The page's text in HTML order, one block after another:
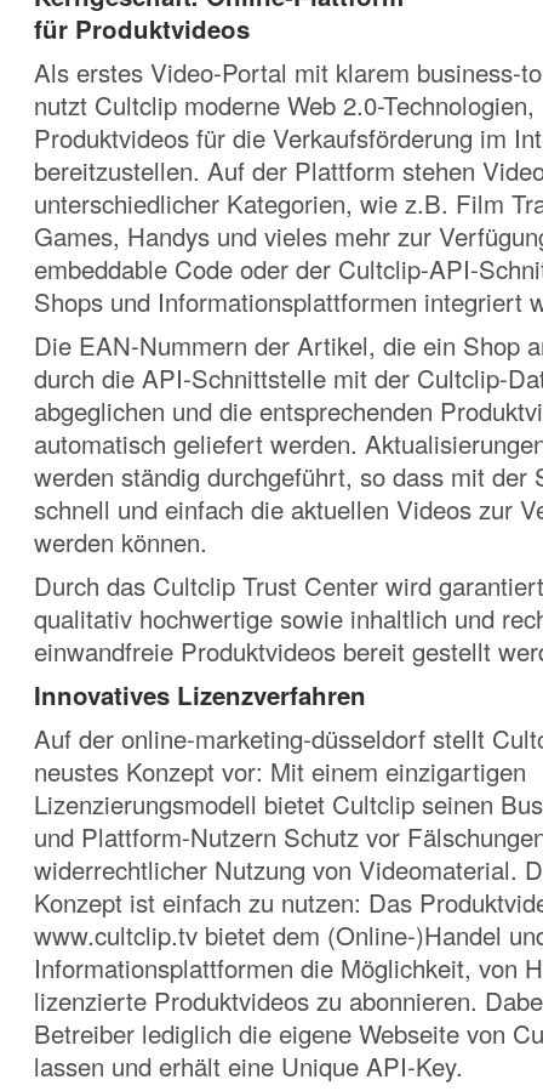
für Produktvideos
Als erstes Video-Portal mit klarem business-
nutzt Cultclip moderne Web 2.0-Technologien,
Produktvideos für die Verkaufsförderung im
bereitzustellen. Auf der Plattform stehen
unterschiedlicher Kategorien, wie z.B. Film
Games, Handys und vieles mehr zur
embeddable Code oder der Cultclip-API-
Shops und Informationsplattformen integriert
Die EAN-Nummern der Artikel, die ein Shop
durch die API-Schnittstelle mit der Cultclip-
abgeglichen und die entsprechenden
automatisch geliefert werden.
werden ständig durchgeführt, so dass mit der
schnell und einfach die aktuellen Videos zur
werden können.
Durch das Cultclip Trust Center wird
qualitativ hochwertige sowie inhaltlich und
einwandfreie Produktvideos bereit gestellt
Innovatives Lizenzverfahren
Auf der online-marketing-düsseldorf stellt
neustes Konzept vor: Mit einem einzigartigen
Lizenzierungsmodell bietet Cultclip seinen
und Plattform-Nutzern Schutz vor
widerrechtlicher Nutzung von Videomaterial.
Konzept ist einfach zu nutzen: Das
www.cultclip.tv bietet dem (Online-)Handel
Informationsplattformen die Möglichkeit, von
lizenzierte Produktvideos zu abonnieren.
Betreiber lediglich die eigene Webseite von
lassen und erhält eine Unique API-Key.